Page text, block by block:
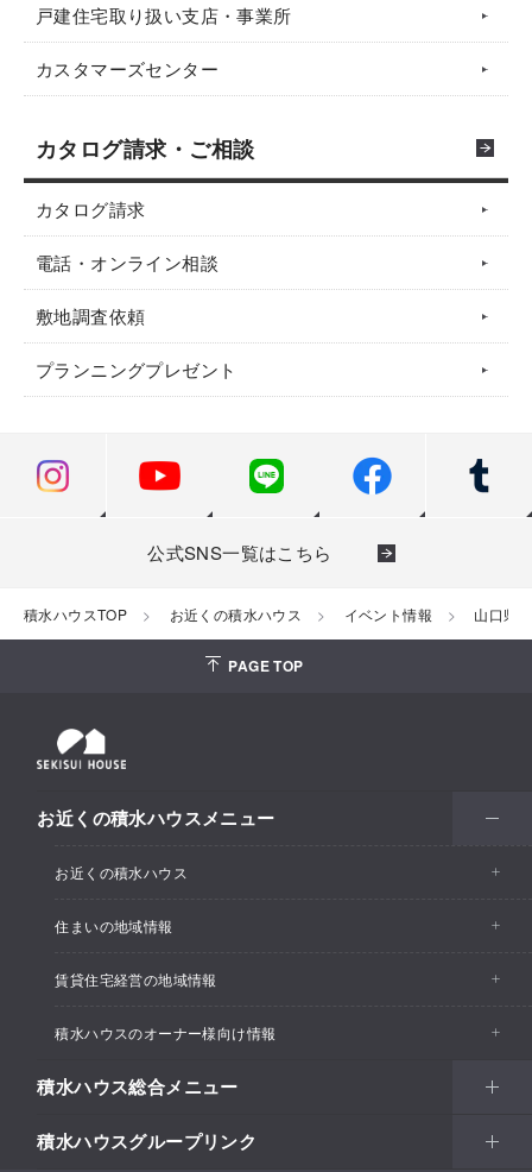
戸建住宅取り扱い支店・事業所
カスタマーズセンター
カタログ請求・ご相談
カタログ請求
電話・オンライン相談
敷地調査依頼
プランニングプレゼント
公式SNS一覧はこちら
積水ハウスTOP お近くの積水ハウス イベント情報 山口県
PAGE TOP
お近くの積水ハウスメニュー
お近くの積水ハウス
お近くの積水ハウストップ
住まいの地域情報
イベント情報
住宅展示場・ショールーム情報
分譲住宅・土地
賃貸住宅経営の地域情報
イベント情報
支店・事業所情報
賃貸住宅経営（シャーメゾン）
積水ハウスのオーナー様向け情報
カスタマーズセンター
リフォーム
積水ハウス総合メニュー
住まい
積水ハウスグループリンク